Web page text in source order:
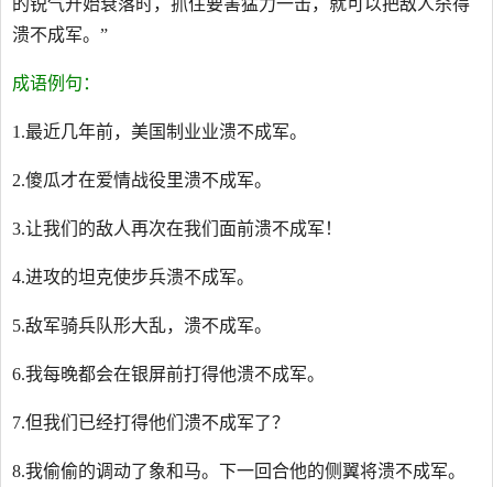
的锐气开始衰落时，抓住要害猛力一击，就可以把敌人杀得
溃不成军。”
成语例句：
1.最近几年前，美国制业业溃不成军。
2.傻瓜才在爱情战役里溃不成军。
3.让我们的敌人再次在我们面前溃不成军！
4.进攻的坦克使步兵溃不成军。
5.敌军骑兵队形大乱，溃不成军。
6.我每晚都会在银屏前打得他溃不成军。
7.但我们已经打得他们溃不成军了？
8.我偷偷的调动了象和马。下一回合他的侧翼将溃不成军。